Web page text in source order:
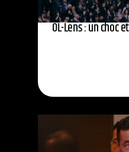
OL-Lens : un choc